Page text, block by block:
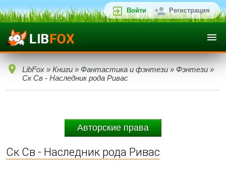
Войти Регистрация
LibFox » Книги » Фантастика и фэнтези » Фэнтези »
Ск Св - Наследник рода Ривас
Авторские права
Ск Св - Наследник рода Ривас